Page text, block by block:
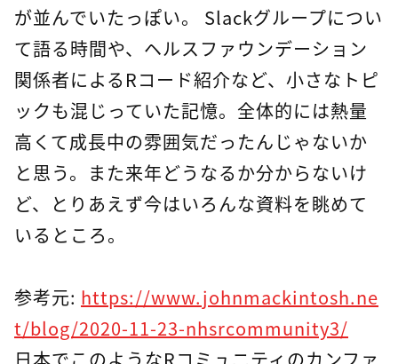
が並んでいたっぽい。 Slackグループについ
て語る時間や、ヘルスファウンデーション
関係者によるRコード紹介など、小さなトピ
ックも混じっていた記憶。全体的には熱量
高くて成長中の雰囲気だったんじゃないか
と思う。また来年どうなるか分からないけ
ど、とりあえず今はいろんな資料を眺めて
いるところ。
参考元: https://www.johnmackintosh.ne
t/blog/2020-11-23-nhsrcommunity3/